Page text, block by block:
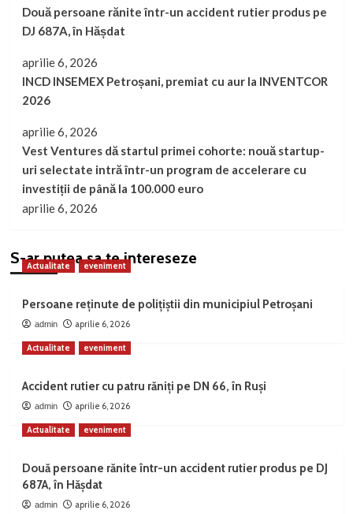
Două persoane rănite într-un accident rutier produs pe
DJ 687A, în Hășdat
aprilie 6, 2026
INCD INSEMEX Petroșani, premiat cu aur la INVENTCOR
2026
aprilie 6, 2026
Vest Ventures dă startul primei cohorte: nouă startup-
uri selectate intră într-un program de accelerare cu
investiții de până la 100.000 euro
aprilie 6, 2026
S-ar putea sa te intereseze
Actualitate eveniment
Persoane reținute de polițiștii din municipiul Petroșani
admin aprilie 6, 2026
Actualitate eveniment
Accident rutier cu patru răniți pe DN 66, în Ruși
admin aprilie 6, 2026
Actualitate eveniment
Două persoane rănite într-un accident rutier produs pe DJ
687A, în Hășdat
admin aprilie 6, 2026